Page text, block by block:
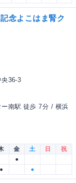
念よこはま腎ク
36-3
南駅 徒歩 7分 / 横浜
金 土 日
祝
●
● ●